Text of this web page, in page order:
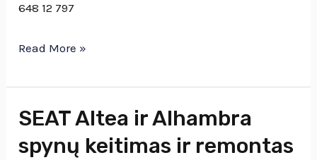
648 12 797
Read More »
SEAT Altea ir Alhambra
spynų keitimas ir remontas
SEAT